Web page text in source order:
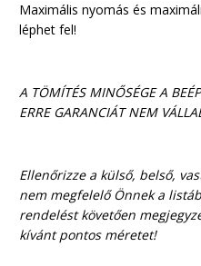
Maximális nyomás és
léphet fel!
A TÖMÍTÉS MINŐSÉGE A
ERRE GARANCIÁT NEM
Ellenőrizze a külső, belső,
nem megfelelő Önnek a
rendelést követően
kívánt pontos méretet!